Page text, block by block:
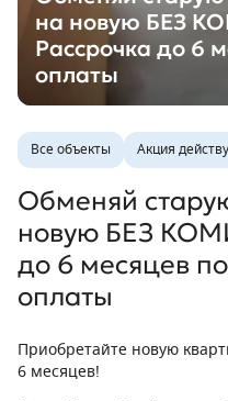
на новую БЕЗ
Рассрочка до 6
оплаты
Все объекты Акция
Обменяй
новую БЕЗ
до 6 месяцев
оплаты
Приобретайте новую
6 месяцев!